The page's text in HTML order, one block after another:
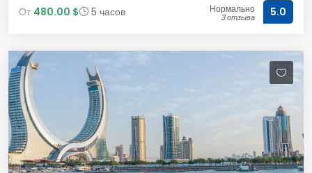
От 480.00 $ 5 часов Нормально
3 отзыва 5.0